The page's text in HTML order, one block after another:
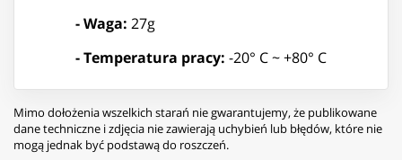
- Waga: 27g
- Temperatura pracy: -20° C ~ +80° C
Mimo dołożenia wszelkich starań nie gwarantujemy, że publikowane
dane techniczne i zdjęcia nie zawierają uchybień lub błędów, które nie
mogą jednak być podstawą do roszczeń.